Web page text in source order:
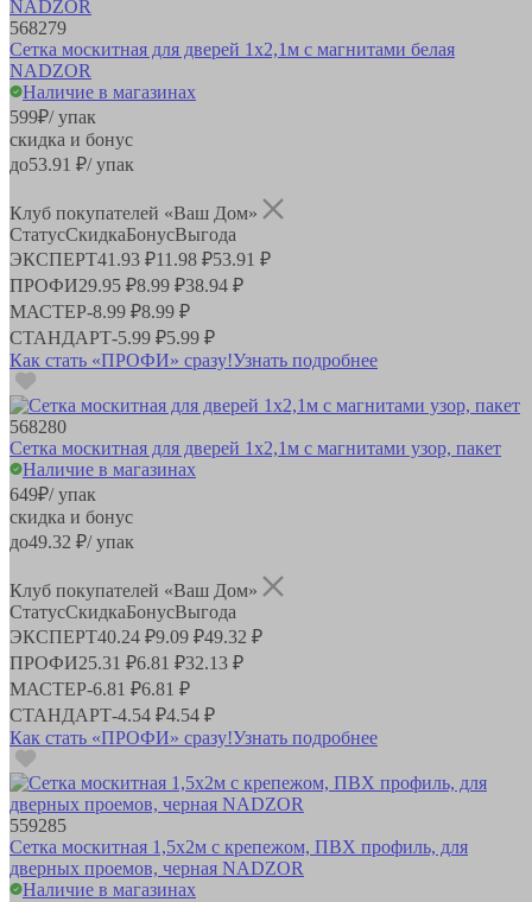
568279
Сетка москитная для дверей 1х2,1м с магнитами белая
NADZOR
Наличие в магазинах
599₽/ упак
скидка и бонус
до53.91 ₽/ упак
Клуб покупателей «Ваш Дом»
СтатусСкидкаБонусВыгода
ЭКСПЕРТ41.93 ₽11.98 ₽53.91 ₽
ПРОФИ29.95 ₽8.99 ₽38.94 ₽
МАСТЕР-8.99 ₽8.99 ₽
СТАНДАРТ-5.99 ₽5.99 ₽
Как стать «ПРОФИ» сразу!Узнать подробнее
568280
Сетка москитная для дверей 1х2,1м с магнитами узор, пакет
Наличие в магазинах
649₽/ упак
скидка и бонус
до49.32 ₽/ упак
Клуб покупателей «Ваш Дом»
СтатусСкидкаБонусВыгода
ЭКСПЕРТ40.24 ₽9.09 ₽49.32 ₽
ПРОФИ25.31 ₽6.81 ₽32.13 ₽
МАСТЕР-6.81 ₽6.81 ₽
СТАНДАРТ-4.54 ₽4.54 ₽
Как стать «ПРОФИ» сразу!Узнать подробнее
559285
Сетка москитная 1,5х2м с крепежом, ПВХ профиль, для
дверных проемов, черная NADZOR
Наличие в магазинах